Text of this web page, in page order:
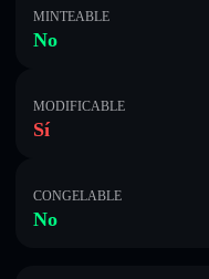
MINTEABLE
No
MODIFICABLE
Sí
CONGELABLE
No